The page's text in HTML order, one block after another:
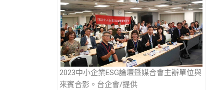
2023中小企業ESG論壇暨媒合會主辦單位與
來賓合影。台企會/提供